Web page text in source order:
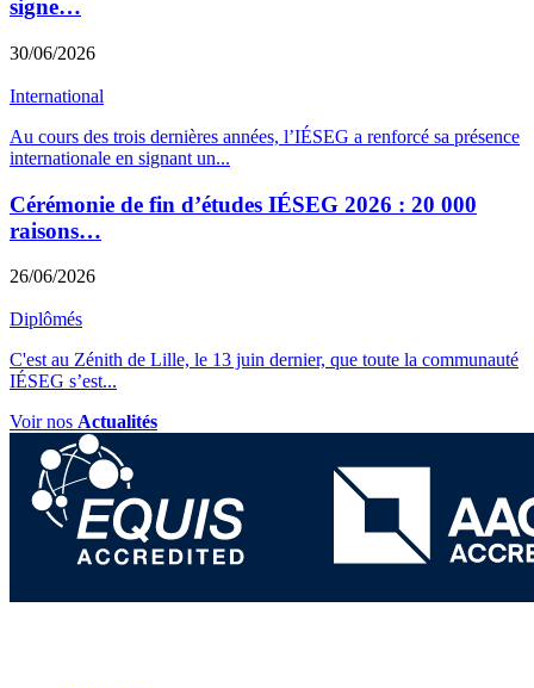
signe…
30/06/2026
International
Au cours des trois dernières années, l’IÉSEG a renforcé sa présence
internationale en signant un...
Cérémonie de fin d’études IÉSEG 2026 : 20 000
raisons…
26/06/2026
Diplômés
C'est au Zénith de Lille, le 13 juin dernier, que toute la communauté
IÉSEG s’est...
Voir nos Actualités